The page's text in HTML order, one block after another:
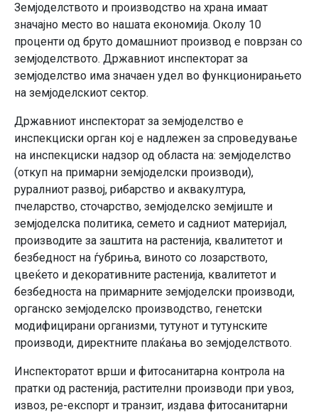
Земјоделството и производство на храна имаат
значајно место во нашата економија. Околу 10
проценти од бруто домашниот производ е поврзан со
земјоделството. Државниот инспекторат за
земјоделство има значаен удел во функционирањето
на земјоделскиот сектор.
Државниот инспекторат за земјоделство е
инспекциски орган кој е надлежен за спроведување
на инспекциски надзор од областа на: земјоделство
(откуп на примарни земјоделски производи),
руралниот развој, рибарство и аквакултура,
пчеларство, сточарство, земјоделско земјиште и
земјоделска политика, семето и садниот материјал,
производите за заштита на растенија, квалитетот и
безбедност на ѓубриња, виното со лозарството,
цвеќето и декоративните растенија, квалитетот и
безбедноста на примарните земјоделски производи,
органско земјоделско производство, генетски
модифицирани организми, тутунот и тутунските
производи, директните плаќања во земјоделството.
Инспекторатот врши и фитосанитарна контрола на
пратки од растенија, растителни производи при увоз,
извоз, ре-експорт и транзит, издава фитосанитарни